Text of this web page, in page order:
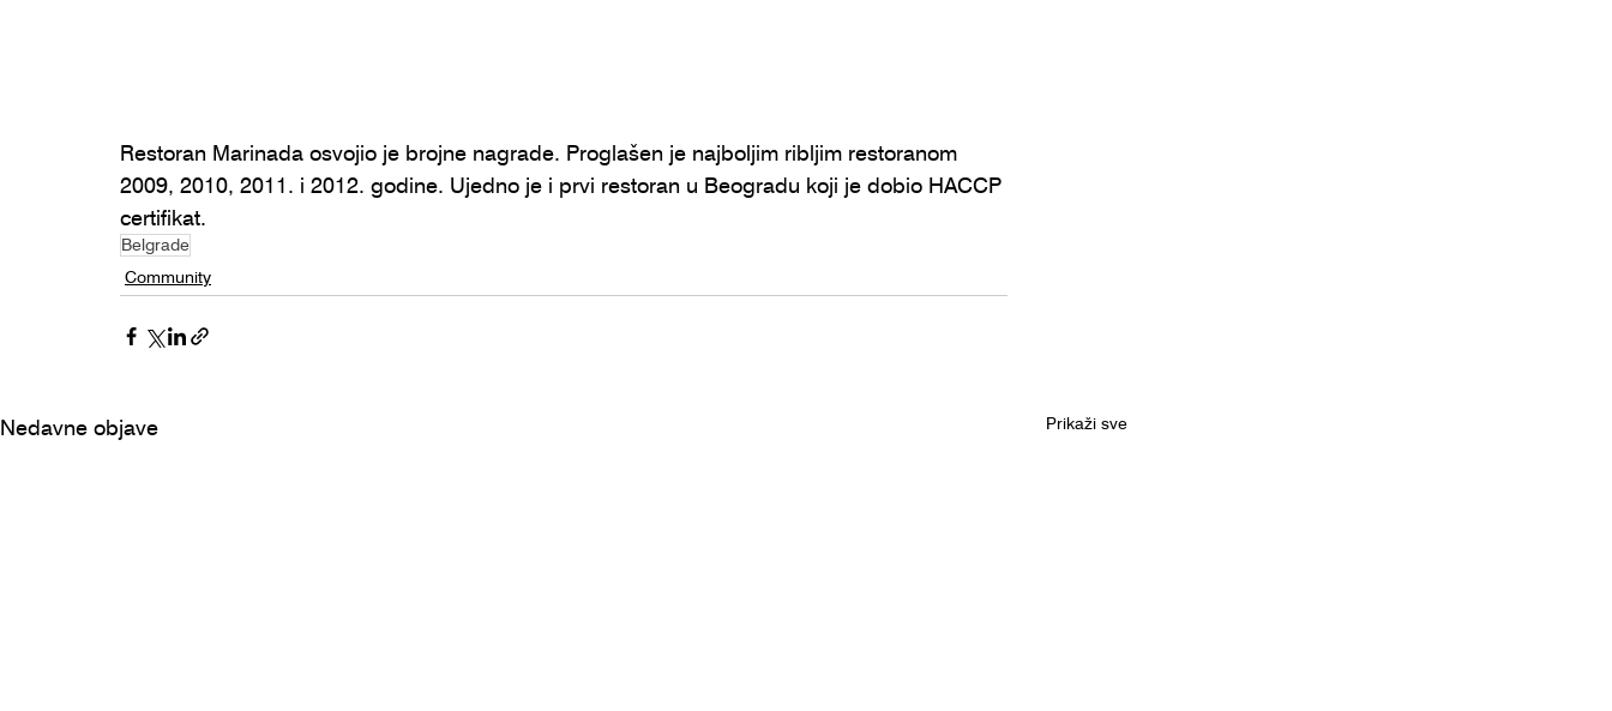
Restoran Marinada osvojio je brojne nagrade. Proglašen je najboljim ribljim restoranom
2009, 2010, 2011. i 2012. godine. Ujedno je i prvi restoran u Beogradu koji je dobio HACCP
certifikat.
Belgrade
Community
Nedavne objave Prikaži sve